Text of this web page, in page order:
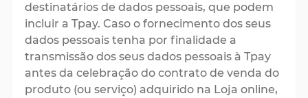
destinatários de dados pessoais, que podem
incluir a Tpay. Caso o fornecimento dos seus
dados pessoais tenha por finalidade a
transmissão dos seus dados pessoais à Tpay
antes da celebração do contrato de venda do
produto (ou serviço) adquirido na Loja online,